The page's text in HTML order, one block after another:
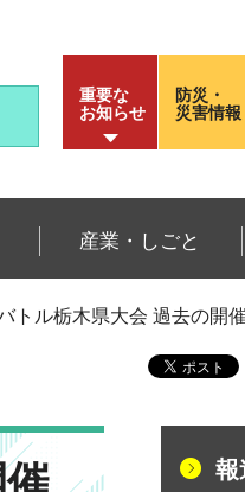
重要な
お知らせ
防災・
災害情報
産業・しごと
トル栃木県大会 過去の開
報